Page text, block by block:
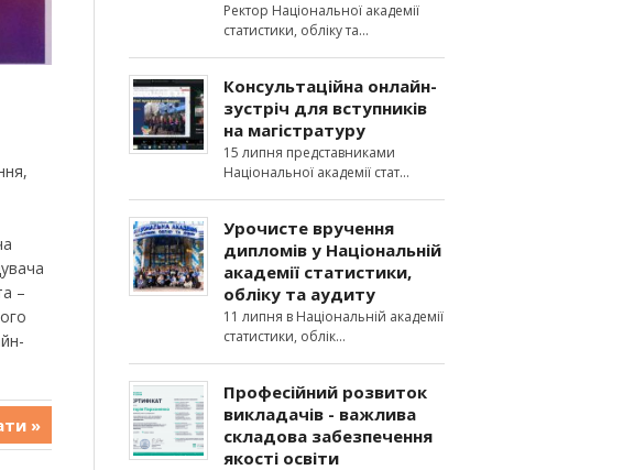
–
»
Ректор Національної академії
статистики, обліку та
Консультаційна онлайн-
зустріч для вступників
на магістратуру
15 липня представниками
Національної академії стат
Урочисте вручення
дипломів у Національній
академії статистики,
обліку та аудиту
11 липня в Національній академії
статистики, облік
Професійний розвиток
викладачів - важлива
складова забезпечення
якості освіти